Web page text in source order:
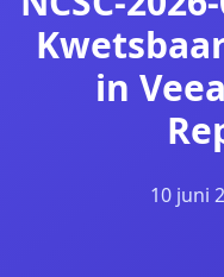
in
10 juni